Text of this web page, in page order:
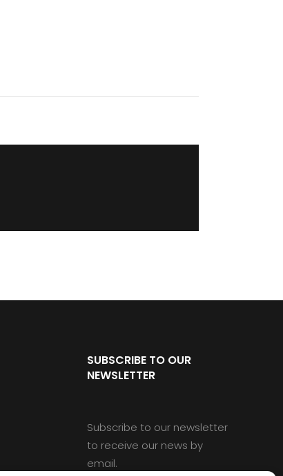
SUBSCRIBE TO OUR
NEWSLETTER
Subscribe to our newsletter
to receive our news by
email.